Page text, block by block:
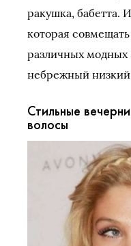
ракушка, бабетта.
которая
различных
небрежный низкий
Стильные
волосы